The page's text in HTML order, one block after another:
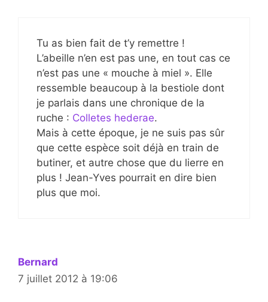
Tu as bien fait de t’y remettre !
L’abeille n’en est pas une, en tout cas ce
n’est pas une « mouche à miel ». Elle
ressemble beaucoup à la bestiole dont
je parlais dans une chronique de la
ruche : Colletes hederae.
Mais à cette époque, je ne suis pas sûr
que cette espèce soit déjà en train de
butiner, et autre chose que du lierre en
plus ! Jean-Yves pourrait en dire bien
plus que moi.
Bernard
7 juillet 2012 à 19:06